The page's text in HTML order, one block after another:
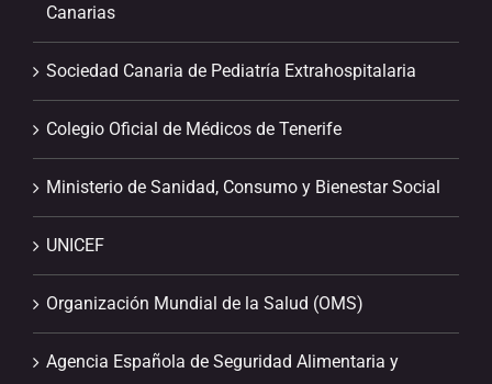
Canarias
Sociedad Canaria de Pediatría Extrahospitalaria
Colegio Oficial de Médicos de Tenerife
Ministerio de Sanidad, Consumo y Bienestar Social
UNICEF
Organización Mundial de la Salud (OMS)
Agencia Española de Seguridad Alimentaria y